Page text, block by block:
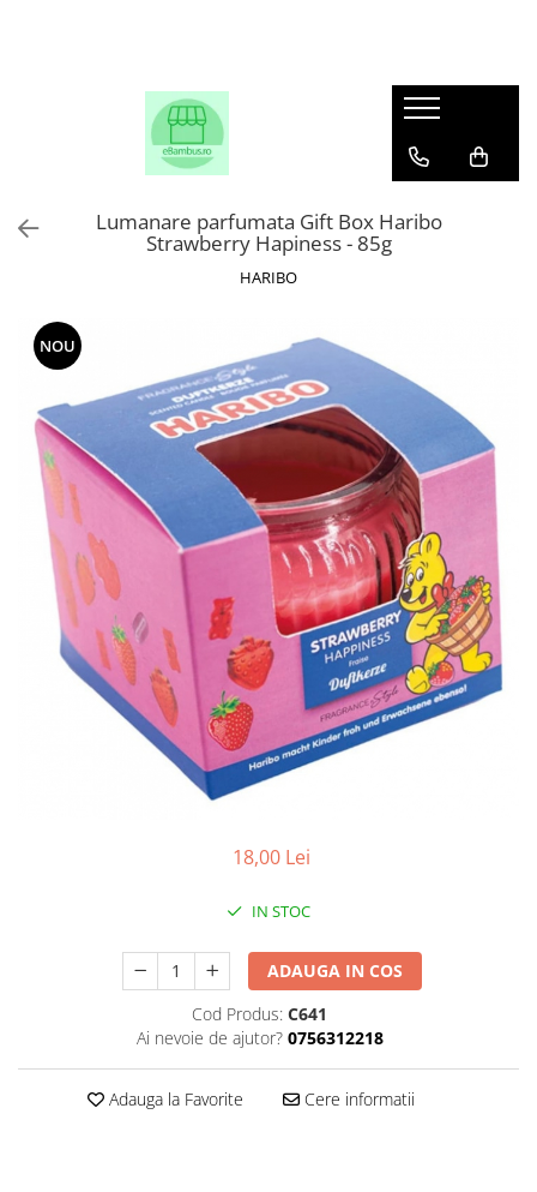
Lumanare parfumata Gift Box Haribo
Strawberry Hapiness - 85g
HARIBO
NOU
18,00 Lei
IN STOC
ADAUGA IN COS
Cod Produs: C641
Ai nevoie de ajutor? 0756312218
Adauga la Favorite Cere informatii